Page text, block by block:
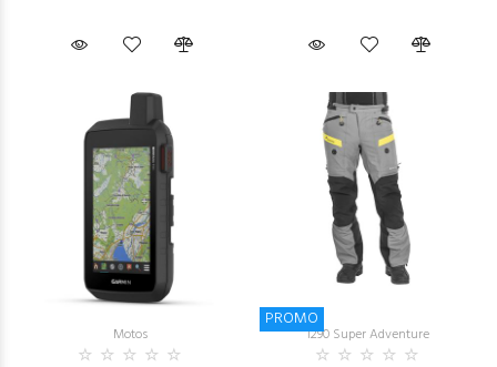
Motos
PROMO
1290 Super Adventure